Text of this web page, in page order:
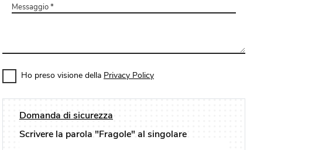
Ho preso visione della Privacy Policy
Domanda di sicurezza
Scrivere la parola "Fragole" al singolare